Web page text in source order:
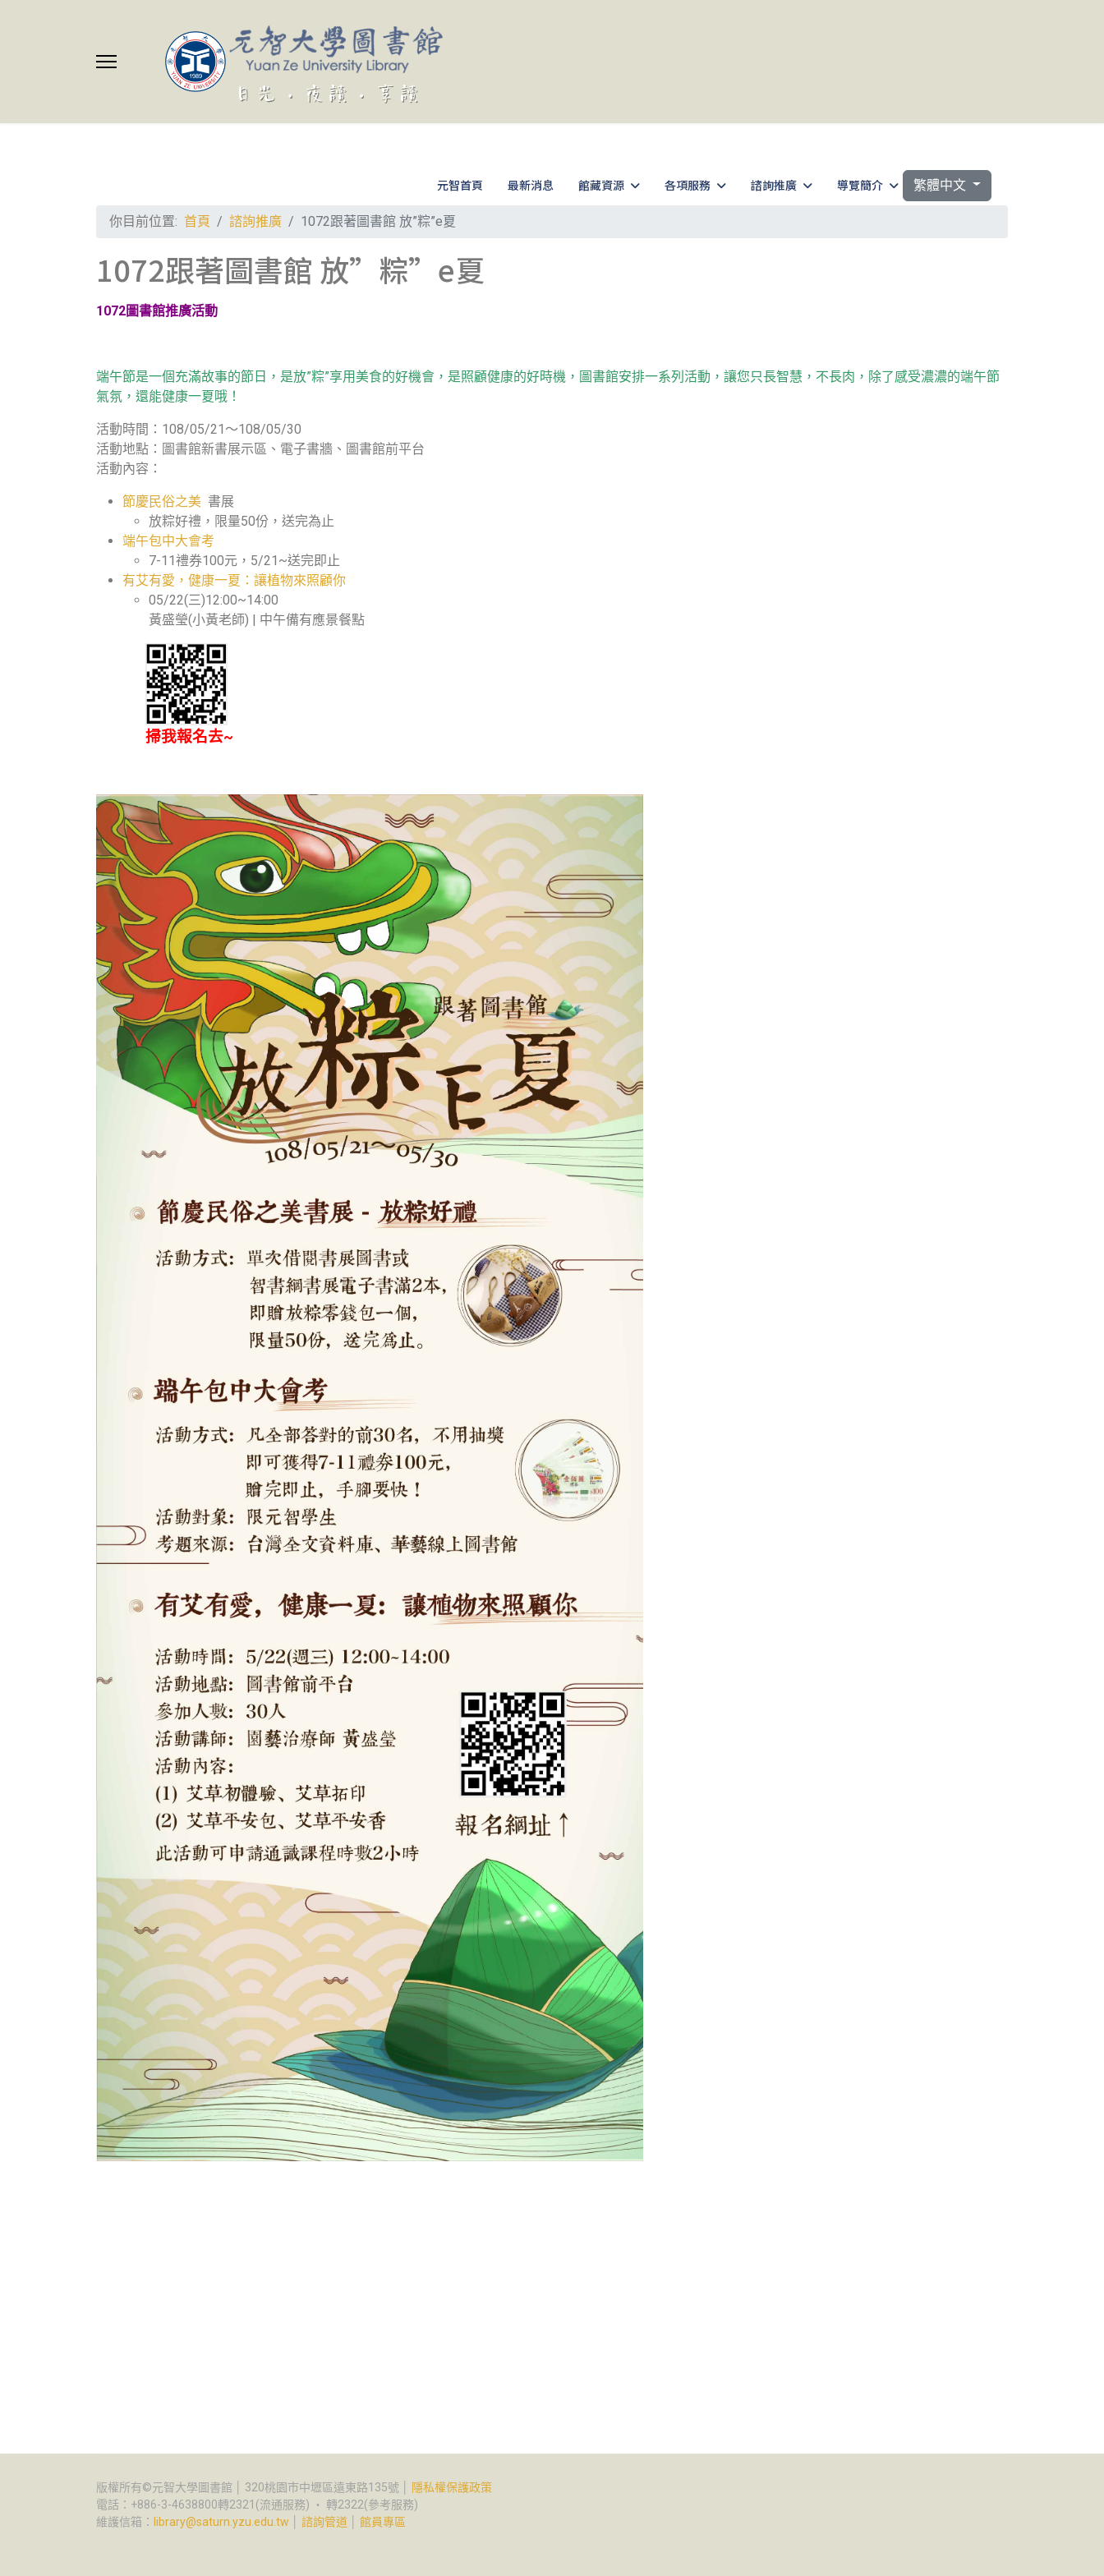
元智首頁 最新消息 館藏資源 各項服務 諮詢推廣 導覽簡介 選擇你的語言
繁體中文
你目前位置: 首頁 諮詢推廣 1072跟著圖書館 放”粽”e夏
1072跟著圖書館 放”粽”e夏
1072圖書館推廣活動
端午節是一個充滿故事的節日，是放”粽”享用美食的好機會，是照顧健康的好時機，圖書館安排一系列活動，讓您只長智慧，不長肉，除了感受濃濃的端午節
氣氛，還能健康一夏哦！
活動時間：108/05/21～108/05/30
活動地點：圖書館新書展示區、電子書牆、圖書館前平台
活動內容：
節慶民俗之美 書展
放粽好禮，限量50份，送完為止
端午包中大會考
7-11禮券100元，5/21~送完即止
有艾有愛，健康一夏：讓植物來照顧你
05/22(三)12:00~14:00
黃盛瑩(小黃老師) | 中午備有應景餐點
掃我報名去~
版權所有©元智大學圖書館 │ 320桃園市中壢區遠東路135號 │
隱私權保護政策
電話：+886-3-4638800轉2321(流通服務) ‧ 轉2322(參考服務)
維護信箱： library@saturn.yzu.edu.tw 諮詢管道 館員專區